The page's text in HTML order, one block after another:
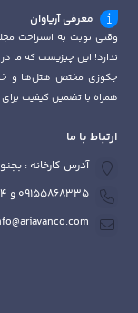
معرفی آریاوان
وقتی نوبت به استراحت
ندارد! این چیزیست که ما
جکوزی مختص هتل‌ها و
همراه با تضمین کیفیت
ارتباط با ما
آدرس کارخانه :
09155868335 و 09338190224 ( واتساپ + تلگرام + روبیکا )